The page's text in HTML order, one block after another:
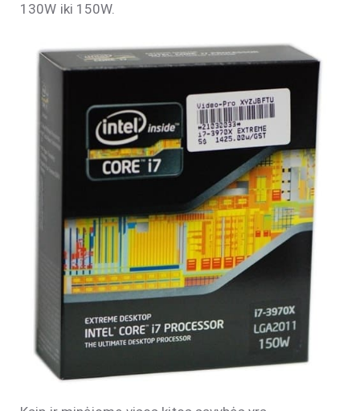
130W iki 150W.